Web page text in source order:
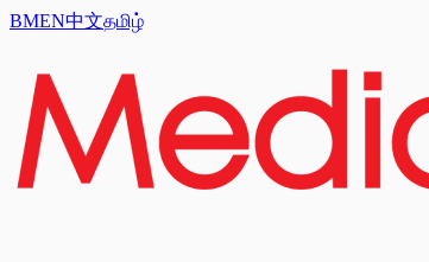
BMEN中文தமிழ்